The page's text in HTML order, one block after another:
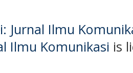
Jurnal Ilmu
Ilmu Komunikasi is